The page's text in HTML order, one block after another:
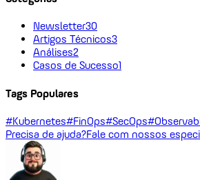
Newsletter30
Artigos Técnicos3
Análises2
Casos de Sucesso1
Tags Populares
#Kubernetes#FinOps#SecOps
Precisa de ajuda?Fale com nossos